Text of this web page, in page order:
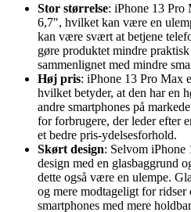
Stor størrelse: iPhone 13 Pro
6,7″, hvilket kan være en
kan være svært at betjene
gøre produktet mindre
sammenlignet med mindre
Høj pris: iPhone 13 Pro Max
hvilket betyder, at den har en
andre smartphones på
for forbrugere, der leder efter
et bedre pris-ydelsesforhold.
Skørt design: Selvom iPhone
design med en glasbaggrund
dette også være en ulempe.
og mere modtageligt for ridser
smartphones med mere